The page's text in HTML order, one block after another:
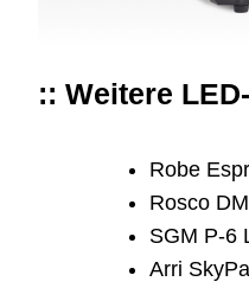
:: Weitere
Robe
Rosco
SGM P-6
Arri